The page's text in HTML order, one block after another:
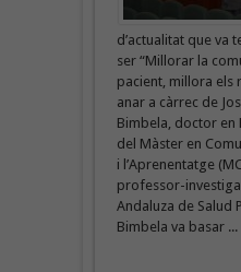
d’actualitat que va
ser “Millorar la
pacient, millora els
anar a càrrec de
Bimbela, doctor en
del Màster en
i l’Aprenentatge
professor-
Andaluza de Salud
Bimbela va basar ...